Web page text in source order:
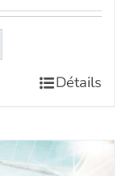
Détails